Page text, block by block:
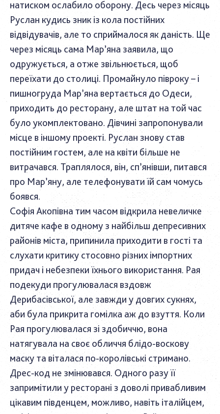
натиском ослабило оборону. Десь через місяць
Руслан кудись зник із кола постійних
відвідувачів, але то сприймалося як даність. Ще
через місяць сама Мар’яна заявила, що
одружується, а отже звільнюється, щоб
переїхати до столиці. Промайнуло півроку – і
пишногруда Мар’яна вертається до Одеси,
приходить до ресторану, але штат на той час
було укомплектовано. Дівчині запропонували
місце в іншому проекті. Руслан знову став
постійним гостем, але на квіти більше не
витрачався. Траплялося, він, сп’янівши, питався
про Мар’яну, але телефонувати їй сам чомусь
боявся.
Софія Акопівна тим часом відкрила невеличке
дитяче кафе в одному з найбільш депресивних
районів міста, припинила приходити в гості та
слухати критику стосовно різних імпортних
придач і небезпеки їхнього використання. Рая
подекуди прогулювалася вздовж
Дерибасівської, але завжди у довгих сукнях,
аби була прикрита гомілка аж до взуття. Коли
Рая прогулювалася зі здобиччю, вона
натягувала на своє обличчя блідо-воскову
маску та віталася по-королівські стримано.
Дрес-код не змінювався. Одного разу її
запримітили у ресторані з доволі привабливим
цікавим південцем, можливо, навіть італійцем,